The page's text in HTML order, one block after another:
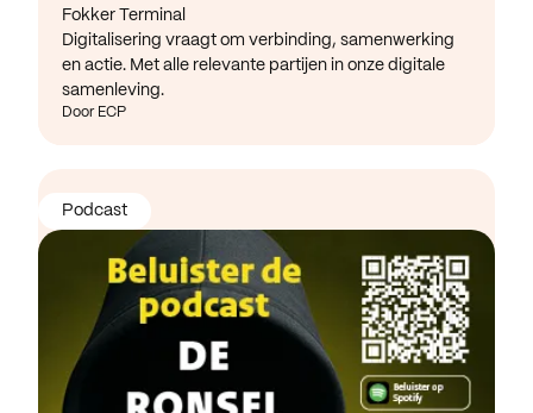
Fokker Terminal
Digitalisering vraagt om verbinding, samenwerking
en actie. Met alle relevante partijen in onze digitale
samenleving.
Door ECP
Podcast